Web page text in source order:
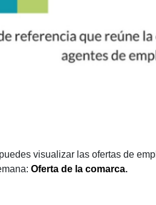
visualizar las ofertas de
Oferta de la comarca.